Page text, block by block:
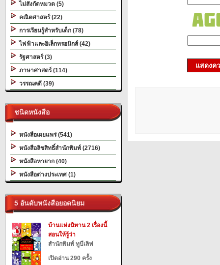
ไม่สังกัดหมวด (5)
คณิตศาสตร์ (22)
การเรียนรู้สำหรับเด็ก (78)
ไฟฟ้าและอิเล็กทรอนิกส์ (42)
รัฐศาสตร์ (3)
ภาษาศาสตร์ (114)
วรรณคดี (39)
ชนิดหนังสือ
หนังสือเผยแพร่ (541)
หนังสือลิขสิทธิ์สำนักพิมพ์ (2716)
หนังสือหายาก (40)
หนังสือต่างประเทศ (1)
5 อันดับหนังสือยอดนิยม
บ้านแห่งนิทาน 2 เรื่องนี้
สอนให้รู้ว่า
สำนักพิมพ์ ทูบีเลิฟ
เปิดอ่าน 290 ครั้ง
แสดงค